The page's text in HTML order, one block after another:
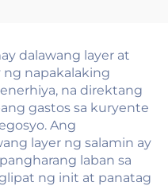
dalawang layer at
ng napakalaking
na direktang
gastos sa kuryente
Ang
layer ng salamin ay
laban sa
ng init at panatag